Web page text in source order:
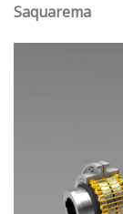
Saquarema